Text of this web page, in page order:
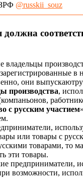
@russkii_souz
владельцы
они
производства,
с русским участием
или товары с
товарами, то
эти товары.
предприниматели,
возможности,